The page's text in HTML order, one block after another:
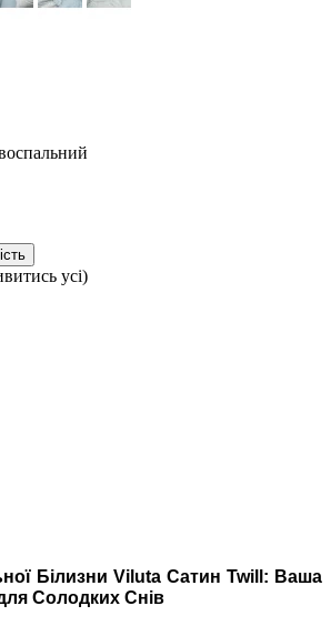
усі)
Білизни Viluta Сатин Twill: Ваша
Солодких Снів